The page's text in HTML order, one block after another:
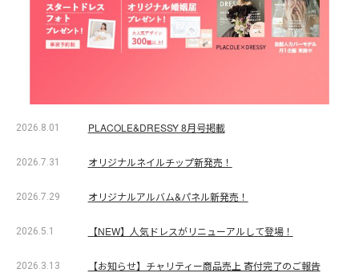
2026.8.01 PLACOLE&DRESSY 8月号掲載
2026.7.31 オリジナルネイルチップ新発売！
2026.7.29 オリジナルアルバム&パネル新発売！
2026.5.1 【NEW】人気ドレスがリニューアルして登場！
2026.3.13 【お知らせ】チャリティー商品売上 寄付完了のご報告